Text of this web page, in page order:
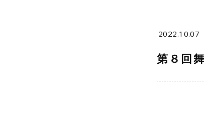
2022.10.07
第８回